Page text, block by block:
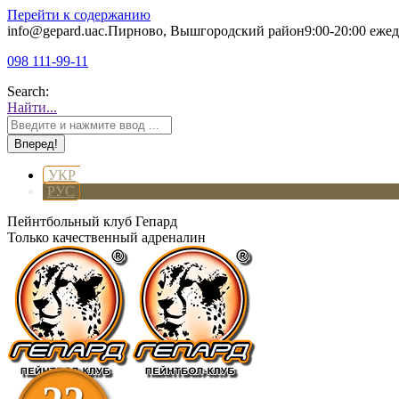
Перейти к содержанию
info@gepard.uaс.Пирново, Вышгородский район9:00-20:00
098 111-99-11
Search:
Найти...
УКР
РУС
Пейнтбольный клуб Гепард
Только качественный адреналин